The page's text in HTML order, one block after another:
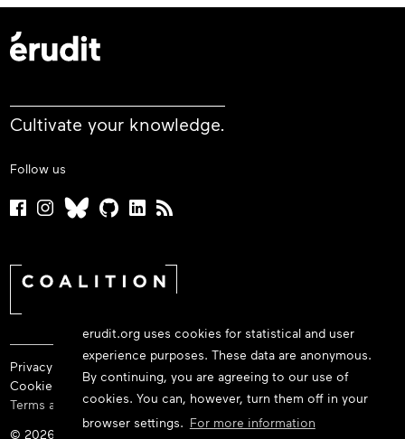
erudit.org uses cookies for statistical and user
experience purposes. These data are anonymous.
By continuing, you are agreeing to our use of
cookies. You can, however, turn them off in your
browser settings. For more information
Cultivate your knowledge.
Follow us
Privacy policy
Cookie policy
Terms and conditions
© 2026 Érudit Consortium